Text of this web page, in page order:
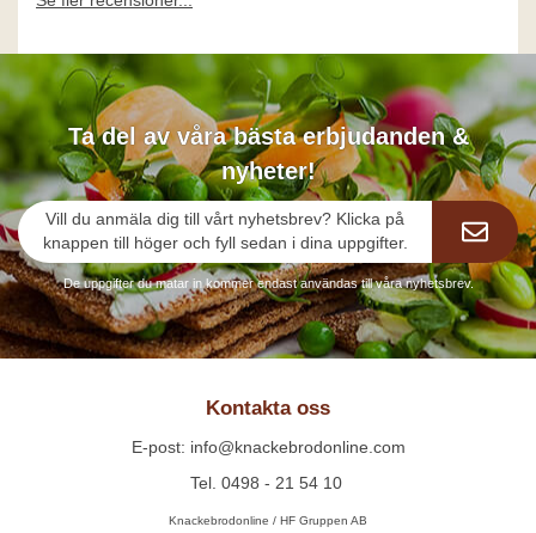
Ta del av våra bästa erbjudanden &
nyheter!
Vill du anmäla dig till vårt nyhetsbrev? Klicka på
knappen till höger och fyll sedan i dina uppgifter.
De uppgifter du matar in kommer endast användas till våra nyhetsbrev.
Kontakta oss
E-post: info@knackebrodonline.com
Tel. 0498 - 21 54 10
Knackebrodonline / HF Gruppen AB